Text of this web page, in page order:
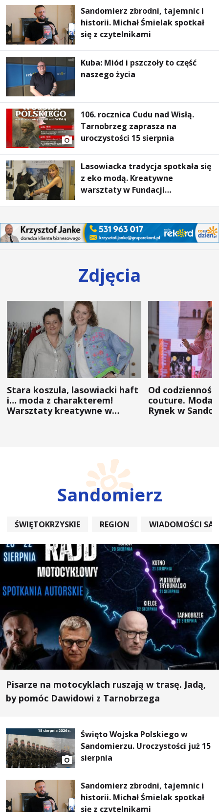
Sandomierz zbrodni, tajemnic i
historii. Michał Śmielak spotkał
się z czytelnikami
Kuba: Miód i pszczoły to część
naszego życia
106. rocznica Cudu nad Wisłą.
Tarnobrzeg zaprasza na
uroczystości 15 sierpnia
Lasowiacka tradycja spotkała się
z eko modą. Kreatywne
warsztaty w Fundacji
Zdjęcia
Stara koszula, lasowiacki haft
i… moda z charakterem!
Warsztaty kreatywne w
Od
couture. Moda
Rynek w
Sandomierz
ŚWIĘTOKRZYSKIE REGION WIADOMOŚCI
Pisarze na motocyklach ruszają w trasę. Jadą,
by pomóc Dawidowi z Tarnobrzega
Święto Wojska Polskiego w
Sandomierzu. Uroczystości już 15
sierpnia
Sandomierz zbrodni, tajemnic i
historii. Michał Śmielak spotkał
się z czytelnikami